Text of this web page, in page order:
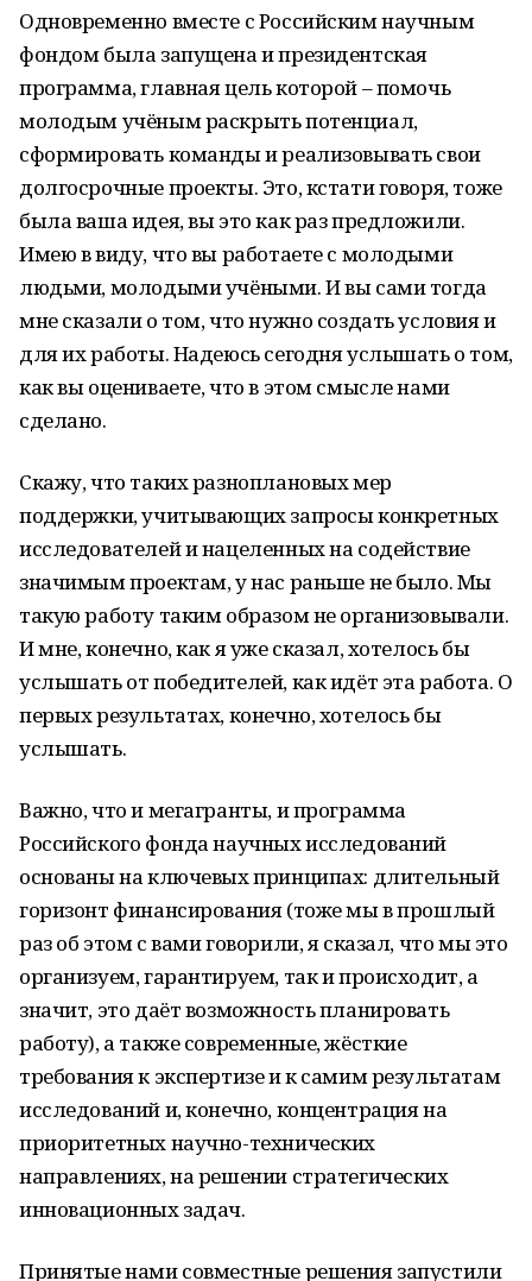
Одновременно вместе с Российским научным
фондом была запущена и президентская
программа, главная цель которой – помочь
молодым учёным раскрыть потенциал,
сформировать команды и реализовывать свои
долгосрочные проекты. Это, кстати говоря, тоже
была ваша идея, вы это как раз предложили.
Имею в виду, что вы работаете с молодыми
людьми, молодыми учёными. И вы сами тогда
мне сказали о том, что нужно создать условия и
для их работы. Надеюсь сегодня услышать о том,
как вы оцениваете, что в этом смысле нами
сделано.
Скажу, что таких разноплановых мер
поддержки, учитывающих запросы конкретных
исследователей и нацеленных на содействие
значимым проектам, у нас раньше не было. Мы
такую работу таким образом не организовывали.
И мне, конечно, как я уже сказал, хотелось бы
услышать от победителей, как идёт эта работа. О
первых результатах, конечно, хотелось бы
услышать.
Важно, что и мегагранты, и программа
Российского фонда научных исследований
основаны на ключевых принципах: длительный
горизонт финансирования (тоже мы в прошлый
раз об этом с вами говорили, я сказал, что мы это
организуем, гарантируем, так и происходит, а
значит, это даёт возможность планировать
работу), а также современные, жёсткие
требования к экспертизе и к самим результатам
исследований и, конечно, концентрация на
приоритетных научно-технических
направлениях, на решении стратегических
инновационных задач.
Принятые нами совместные решения запустили